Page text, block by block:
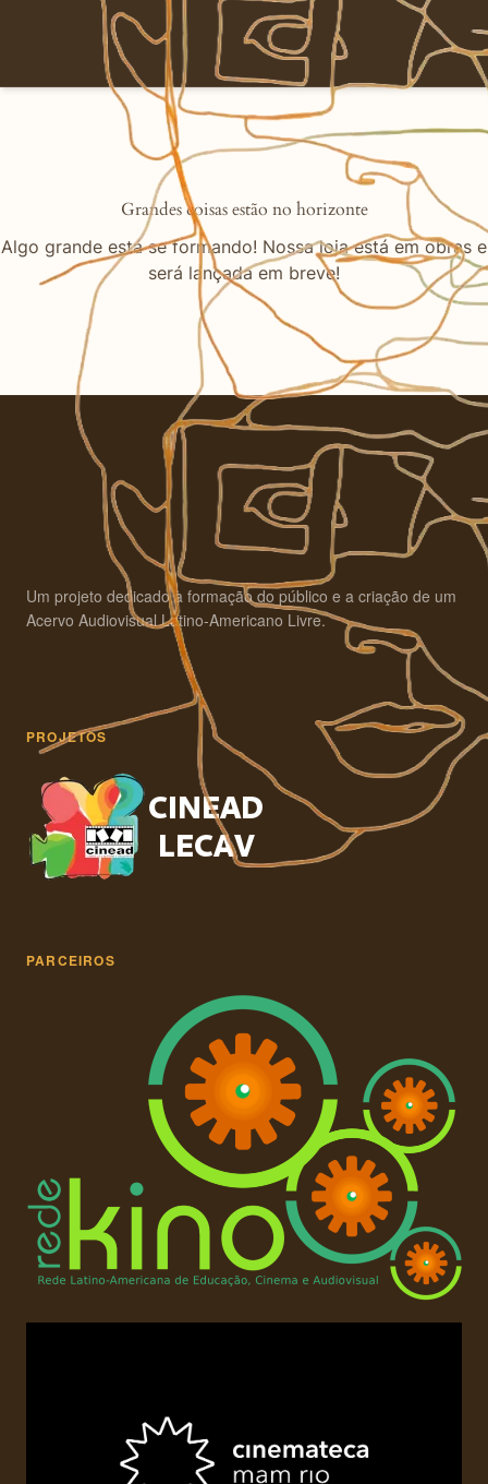
Grandes coisas estão no horizonte
Algo grande está se formando! Nossa loja está em obras e
será lançada em breve!
Um projeto dedicado à formação do público e a criação de um
Acervo Audiovisual Latino-Americano Livre.
PROJETOS
PARCEIROS